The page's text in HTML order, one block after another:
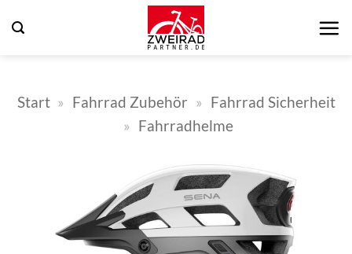
Inhalt
Start » Fahrrad Zubehör » Fahrrad Sicherheit
» Fahrradhelme